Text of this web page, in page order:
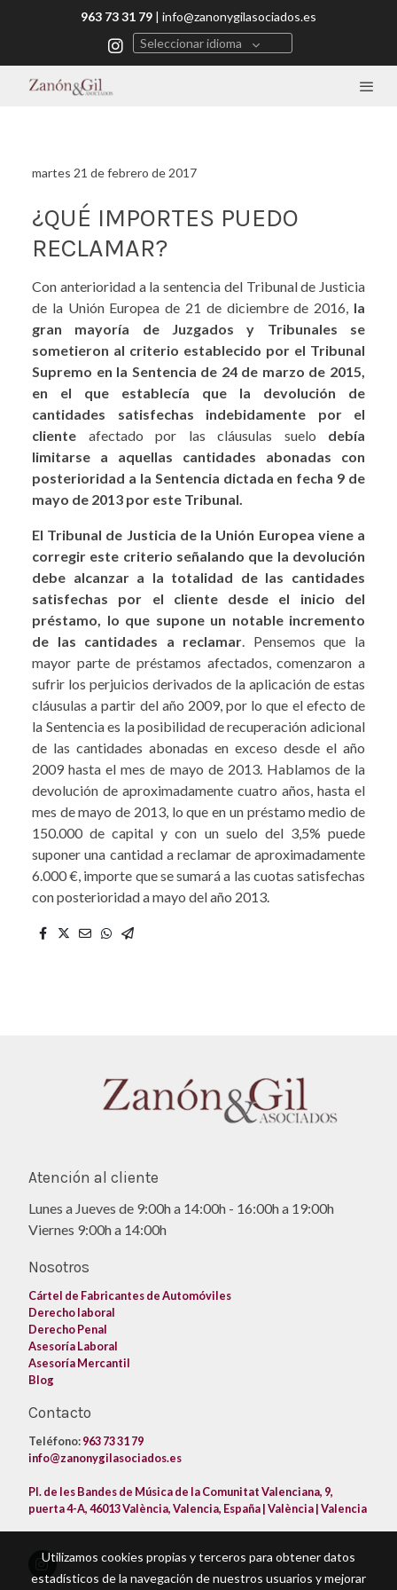
963 73 31 79 | info@zanonygilasociados.es
Seleccionar idioma
martes 21 de febrero de 2017
¿QUÉ IMPORTES PUEDO
RECLAMAR?
Con anterioridad a la sentencia del Tribunal de Justicia
de la Unión Europea de 21 de diciembre de 2016, la
gran mayoría de Juzgados y Tribunales se
sometieron al criterio establecido por el Tribunal
Supremo en la Sentencia de 24 de marzo de 2015,
en el que establecía que la devolución de
cantidades satisfechas indebidamente por el
cliente afectado por las cláusulas suelo debía
limitarse a aquellas cantidades abonadas con
posterioridad a la Sentencia dictada en fecha 9 de
mayo de 2013 por este Tribunal.
El Tribunal de Justicia de la Unión Europea viene a
corregir este criterio señalando que la devolución
debe alcanzar a la totalidad de las cantidades
satisfechas por el cliente desde el inicio del
préstamo, lo que supone un notable incremento
de las cantidades a reclamar. Pensemos que la
mayor parte de préstamos afectados, comenzaron a
sufrir los perjuicios derivados de la aplicación de estas
cláusulas a partir del año 2009, por lo que el efecto de
la Sentencia es la posibilidad de recuperación adicional
de las cantidades abonadas en exceso desde el año
2009 hasta el mes de mayo de 2013. Hablamos de la
devolución de aproximadamente cuatro años, hasta el
mes de mayo de 2013, lo que en un préstamo medio de
150.000 de capital y con un suelo del 3,5% puede
suponer una cantidad a reclamar de aproximadamente
6.000 €, importe que se sumará a las cuotas satisfechas
con posterioridad a mayo del año 2013.
Atención al cliente
Lunes a Jueves de 9:00h a 14:00h - 16:00h a 19:00h
Viernes 9:00h a 14:00h
Nosotros
Cártel de Fabricantes de Automóviles
Derecho laboral
Derecho Penal
Asesoría Laboral
Asesoría Mercantil
Blog
Contacto
Teléfono:963 73 31 79
info@zanonygilasociados.es
Pl. de les Bandes de Música de la Comunitat Valenciana, 9,
puerta 4-A, 46013 València, Valencia, España | València | Valencia
Utilizamos cookies propias y terceros para obtener datos
estadísticos de la navegación de nuestros usuarios y mejorar